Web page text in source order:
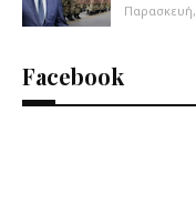
Facebook